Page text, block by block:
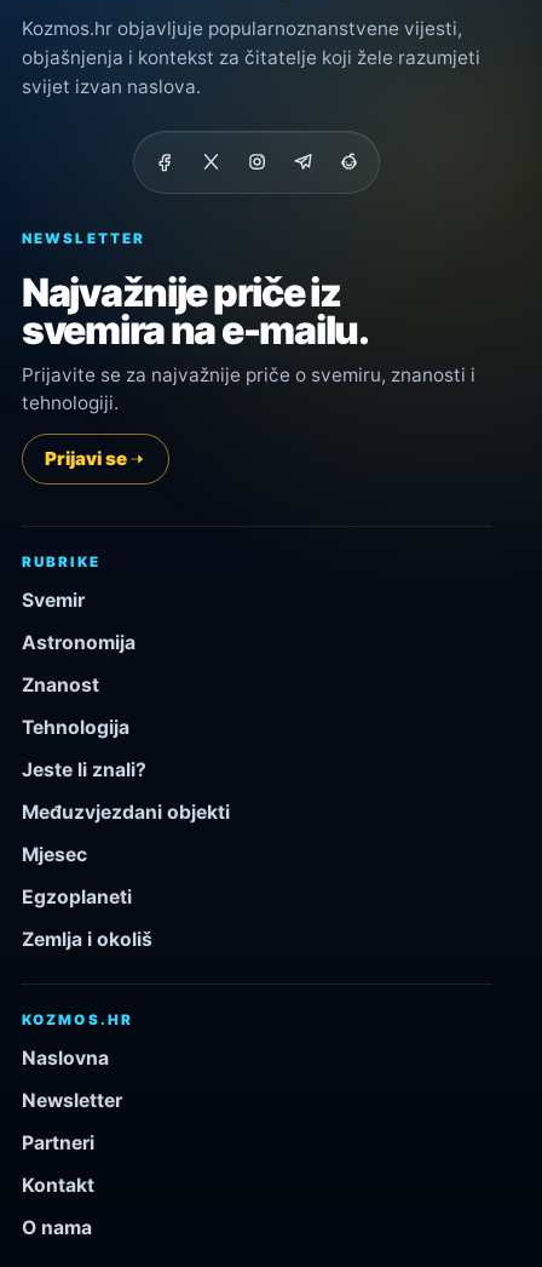
Kozmos.hr objavljuje popularnoznanstvene vijesti,
objašnjenja i kontekst za čitatelje koji žele razumjeti
svijet izvan naslova.
NEWSLETTER
Najvažnije priče iz
svemira na e-mailu.
Prijavite se za najvažnije priče o svemiru, znanosti i
tehnologiji.
Prijavi se
RUBRIKE
Svemir
Astronomija
Znanost
Tehnologija
Jeste li znali?
Međuzvjezdani objekti
Mjesec
Egzoplaneti
Zemlja i okoliš
KOZMOS.HR
Naslovna
Newsletter
Partneri
Kontakt
O nama